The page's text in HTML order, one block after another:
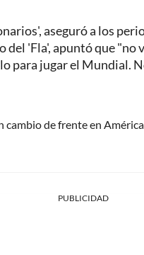
aseguró a los
'Fla', apuntó que "no
para jugar el Mundial.
de frente en
PUBLICIDAD